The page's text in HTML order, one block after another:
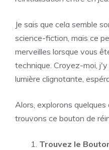
Je sais que cela semble
science-fiction, mais ce
merveilles lorsque vous
technique. Croyez-moi,
lumière clignotante,
Alors, explorons
trouvons ce bouton de
Trouvez le